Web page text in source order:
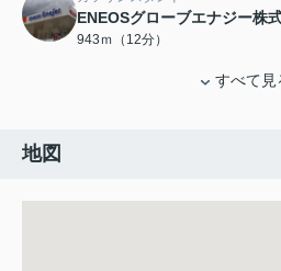
ENEOSグローブエナジー株
943ｍ（12分）
すべて見
地図